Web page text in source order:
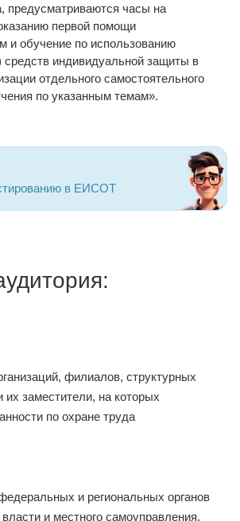
предусматриваются часы на
первой помощи
и обучение по использованию
средств индивидуальной защиты в
отдельного самостоятельного
по указанным темам».
в ЕИСОТ
филиалов, структурных
их заместители, на которых
по охране труда
и региональных органов
и местного самоуправления,